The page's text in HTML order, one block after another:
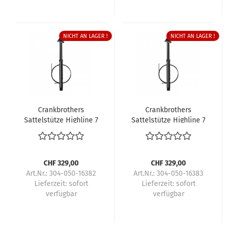
NICHT AN LAGER !
Crankbrothers
Sattelstütze Highline 7
CHF 329,00
Art.Nr.: 304-050-16382
Lieferzeit: sofort
verfügbar
NICHT AN LAGER !
Crankbrothers
Sattelstütze Highline 7
CHF 329,00
Art.Nr.: 304-050-16383
Lieferzeit: sofort
verfügbar